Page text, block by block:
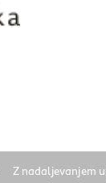
Z nadaljevanjem